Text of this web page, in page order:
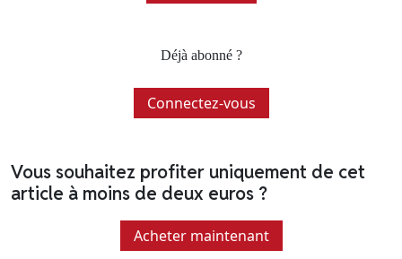
Déjà abonné ?
Connectez-vous
Vous souhaitez profiter uniquement de cet
article à moins de deux euros ?
Acheter maintenant